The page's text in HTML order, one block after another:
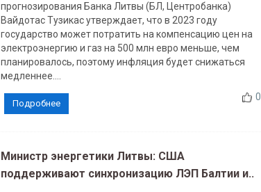
прогнозирования Банка Литвы (БЛ, Центробанка)
Вайдотас Тузикас утверждает, что в 2023 году
государство может потратить на компенсацию цен на
электроэнергию и газ на 500 млн евро меньше, чем
планировалось, поэтому инфляция будет снижаться
медленнее....
0
Подробнее
Министр энергетики Литвы: США
поддерживают синхронизацию ЛЭП Балтии и..